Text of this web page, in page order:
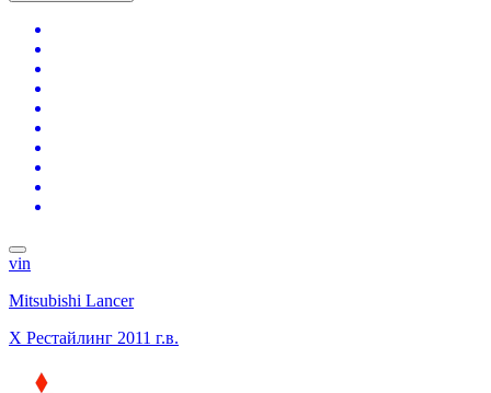
vin
Mitsubishi Lancer
X Рестайлинг 2011 г.в.